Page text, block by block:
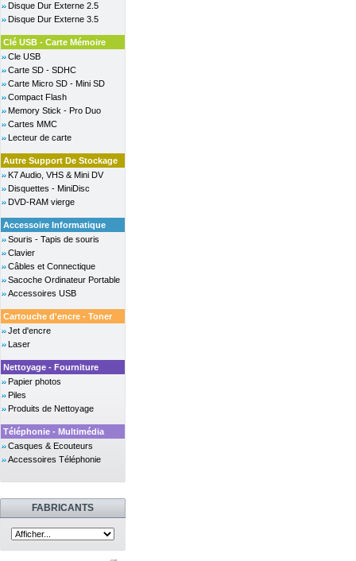
Disque Dur Externe 2.5
Disque Dur Externe 3.5
Clé USB - Carte Mémoire
Cle USB
Carte SD - SDHC
Carte Micro SD - Mini SD
Compact Flash
Memory Stick - Pro Duo
Cartes MMC
Lecteur de carte
Autre Support De Stockage
K7 Audio, VHS & Mini DV
Disquettes - MiniDisc
DVD-RAM vierge
Accessoire Informatique
Souris - Tapis de souris
Clavier
Câbles et Connectique
Sacoche Ordinateur Portable
Accessoires USB
Cartouche d'encre - Toner
Jet d'encre
Laser
Nettoyage - Fourniture
Papier photos
Piles
Produits de Nettoyage
Téléphonie - Multimédia
Casques & Ecouteurs
Accessoires Téléphonie
FABRICANTS